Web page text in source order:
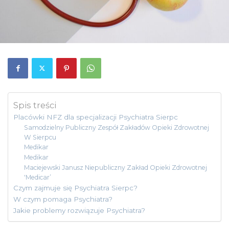
Spis treści
Placówki NFZ dla specjalizacji Psychiatra Sierpc
Samodzielny Publiczny Zespół Zakładów Opieki Zdrowotnej
W Sierpcu
Medikar
Medikar
Maciejewski Janusz Niepubliczny Zakład Opieki Zdrowotnej
'Medicar’
Czym zajmuje się Psychiatra Sierpc?
W czym pomaga Psychiatra?
Jakie problemy rozwiązuje Psychiatra?